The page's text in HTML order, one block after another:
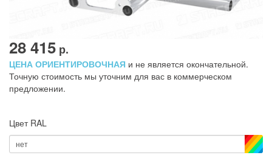
28 415 р.
ЦЕНА ОРИЕНТИРОВОЧНАЯ и не является окончательной.
Точную стоимость мы уточним для вас в коммерческом
предложении.
Цвет RAL
нет